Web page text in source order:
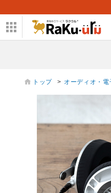
トップ > オーディオ・電